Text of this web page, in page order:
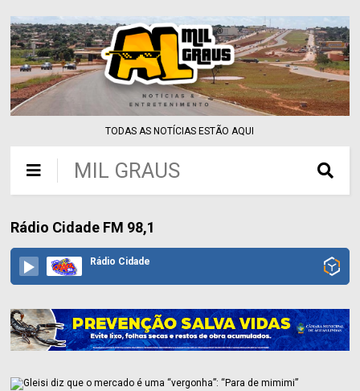
TODAS AS NOTÍCIAS ESTÃO AQUI
MIL GRAUS
Rádio Cidade FM 98,1
Rádio Cidade